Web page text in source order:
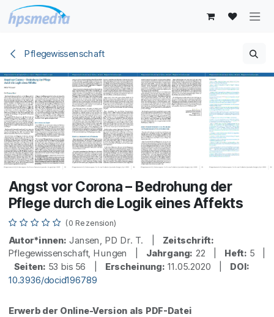
Zum Inhalt springen
Pflegewissenschaft
Angst vor Corona – Bedrohung der
Pflege durch die Logik eines Affekts
(0 Rezension)
Autor*innen: Jansen, PD Dr. T. | Zeitschrift:
Pflegewissenschaft, Hungen | Jahrgang: 22 | Heft: 5 |
Seiten: 53 bis 56 | Erscheinung: 11.05.2020 | DOI:
10.3936/docid196789
Erwerb der Online-Version als PDF-Datei